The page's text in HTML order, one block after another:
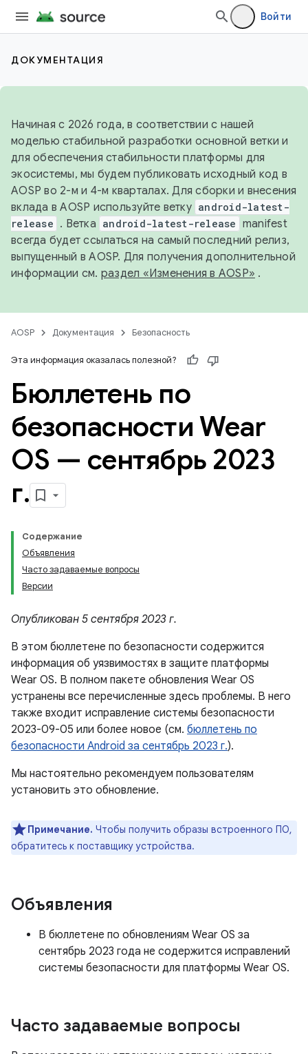
Войти
ДОКУМЕНТАЦИЯ
Начиная с 2026 года, в соответствии с нашей
моделью стабильной разработки основной ветки и
для обеспечения стабильности платформы для
экосистемы, мы будем публиковать исходный код в
AOSP во 2-м и 4-м кварталах. Для сборки и внесения
вклада в AOSP используйте ветку android-latest-
release . Ветка android-latest-release manifest
всегда будет ссылаться на самый последний релиз,
выпущенный в AOSP. Для получения дополнительной
информации см. раздел «Изменения в AOSP» .
AOSP Документация Безопасность
Эта информация оказалась полезной?
Бюллетень по
безопасности Wear
OS — сентябрь 2023
г.
Содержание
Объявления
Часто задаваемые вопросы
Версии
Опубликован 5 сентября 2023 г.
В этом бюллетене по безопасности содержится
информация об уязвимостях в защите платформы
Wear OS. В полном пакете обновления Wear OS
устранены все перечисленные здесь проблемы. В него
также входит исправление системы безопасности
2023-09-05 или более новое (см. бюллетень по
безопасности Android за сентябрь 2023 г.).
Мы настоятельно рекомендуем пользователям
установить это обновление.
Примечание. Чтобы получить образы встроенного ПО,
обратитесь к поставщику устройства.
Объявления
В бюллетене по обновлениям Wear OS за
сентябрь 2023 года не содержится исправлений
системы безопасности для платформы Wear OS.
Часто задаваемые вопросы